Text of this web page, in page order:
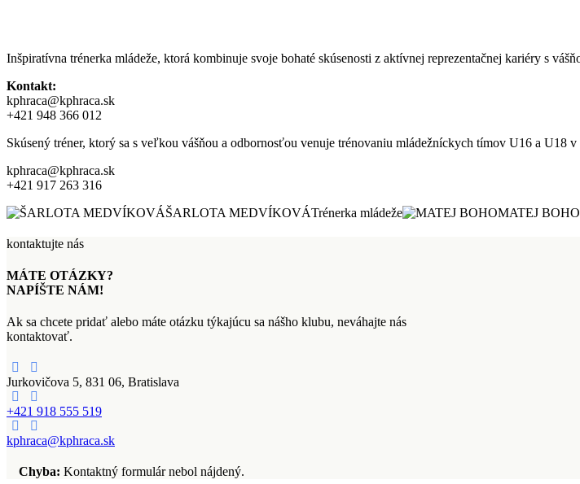
Inšpiratívna trénerka mládeže, ktorá kombinuje svoje bohaté skúsenosti z aktívnej reprezentačnej kariéry s
Kontakt:
kphraca@kphraca.sk
+421 948 366 012
Skúsený tréner, ktorý sa s veľkou vášňou a odbornosťou venuje trénovaniu mládežníckych tímov U16 a U18
kphraca@kphraca.sk
+421 917 263 316
ŠARLOTA MEDVÍKOVÁTrénerka mládeže MATEJ BOHO
kontaktujte nás
MÁTE OTÁZKY?
NAPÍŠTE NÁM!
Ak sa chcete pridať alebo máte otázku týkajúcu sa nášho klubu, neváhajte nás
kontaktovať.
Jurkovičova 5, 831 06, Bratislava
+421 918 555 519
kphraca@kphraca.sk
Chyba: Kontaktný formulár nebol nájdený.